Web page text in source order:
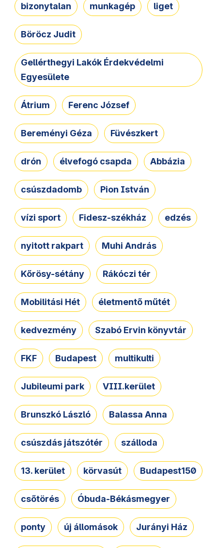
bizonytalan munkagép liget
Böröcz Judit
Gellérthegyi Lakók Érdekvédelmi
Egyesülete
Átrium Ferenc József
Bereményi Géza Füvészkert
drón élvefogó csapda Abbázia
csúszdadomb Pion István
vízi sport Fidesz-székház edzés
nyitott rakpart Muhi András
Kőrösy-sétány Rákóczi tér
Mobilitási Hét életmentő műtét
kedvezmény Szabó Ervin könyvtár
FKF Budapest multikulti
Jubileumi park VIII.kerület
Brunszkó László Balassa Anna
csúszdás játszótér szálloda
13. kerület körvasút Budapest150
csőtörés Óbuda-Békásmegyer
ponty új állomások Jurányi Ház